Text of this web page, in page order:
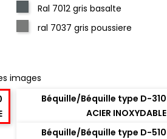
Ral 7012 gris basalte
ral 7037 gris poussiere
images
Béquille/Béquille type D-310
ACIER INOXYDABLE
Béquille/Béquille type D-510